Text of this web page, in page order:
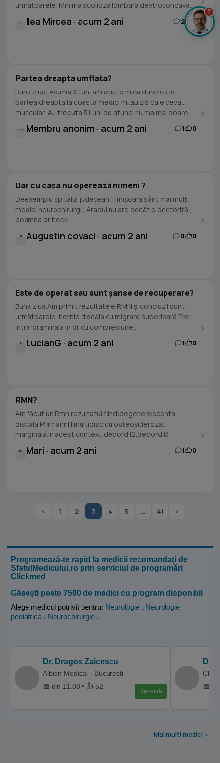
urmatoarele: Minima scolioza lombara dextroconcava....
I Ilea Mircea · acum 2 ani 2 0
Partea dreapta umflata?
Buna ziua, Acuma 3 Luni am avut o mica durerea in
partea dreapta la coasta medici mi.au zis ca e ceva
muscular, Au trecuta 3 Luni de atunci nu ma mai doare,...
Membru anonim · acum 2 ani 1 0
Dar cu casa nu operează nimeni ?
Deexemplu spitalul județean Timișoara sânt mai mulți
medici neurochirurgi , Aradul nu are decât o doctoriță ,
doamna dr beck .
A Augustin covaci · acum 2 ani 0 0
Este de operat sau sunt șanse de recuperare?
Buna ziua.Am primit rezultatele RMN și concluzii sunt
următoarele :hernie discala cu migrare superioară Pre și
intraforaminala in dr cu compresiune...
L LucianG · acum 2 ani 1 0
RMN?
Am făcut un Rmn rezultatul fiind:degenerescenta
discala PfirmannIII multidisc cu osteoscleroza
marginala.In acest context:debord l2,debord l3
M Mari · acum 2 ani 1 0
‹ 1 2 3 4 5 … 41 ›
Programează-te rapid la medicii recomandați de
SfatulMedicului.ro prin serviciul de programări
Clickmed
Găsești peste 7500 de medici cu program disponibil
Alege medicul potrivit pentru: Neurologie , Neurologie
pediatrica , Neurochirurgie .
Dr. Dragos Zaicescu
Albion Medical - Bucuresti
📅 din 11.08 • 👍 52
Rezervă
Dr.
📅
Mai multi medici >
?